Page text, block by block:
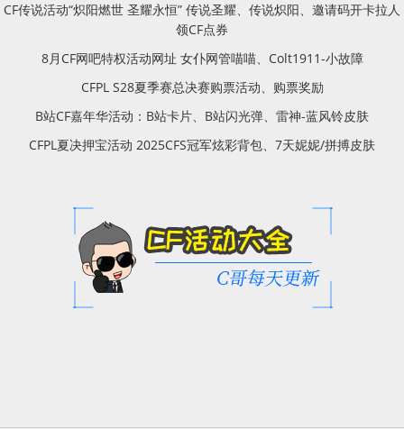
CF传说活动“炽阳燃世 圣耀永恒” 传说圣耀、传说炽阳、邀请码开卡拉人
领CF点券
8月CF网吧特权活动网址 女仆网管喵喵、Colt1911-小故障
CFPL S28夏季赛总决赛购票活动、购票奖励
B站CF嘉年华活动：B站卡片、B站闪光弹、雷神-蓝风铃皮肤
CFPL夏决押宝活动 2025CFS冠军炫彩背包、7天妮妮/拼搏皮肤